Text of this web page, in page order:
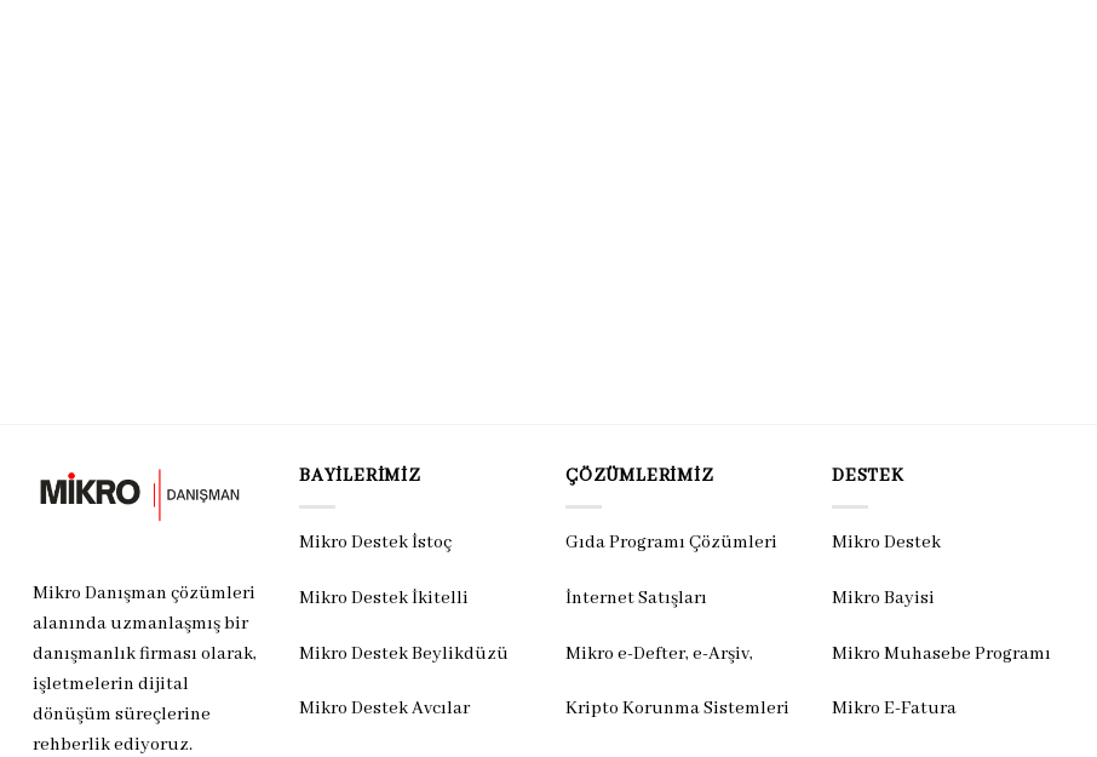
Mikro Danışman çözümleri
alanında uzmanlaşmış bir
danışmanlık firması olarak,
işletmelerin dijital
dönüşüm süreçlerine
rehberlik ediyoruz.
BAYILERIMIZ
Mikro Destek İstoç
Mikro Destek İkitelli
Mikro Destek Beylikdüzü
Mikro Destek Avcılar
ÇÖZÜMLERIMIZ
Gıda Programı Çözümleri
İnternet Satışları
Mikro e-Defter, e-Arşiv,
Kripto Korunma Sistemleri
DESTEK
Mikro Destek
Mikro Bayisi
Mikro Muhasebe Programı
Mikro E-Fatura